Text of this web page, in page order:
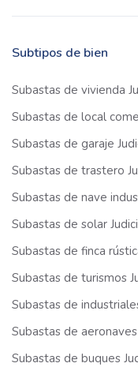
Subtipos de bien
Subastas de vivienda
Subastas de local
Subastas de garaje
Subastas de trastero
Subastas de nave
Subastas de solar
Subastas de finca
Subastas de turismos
Subastas de
Subastas de
Subastas de buques